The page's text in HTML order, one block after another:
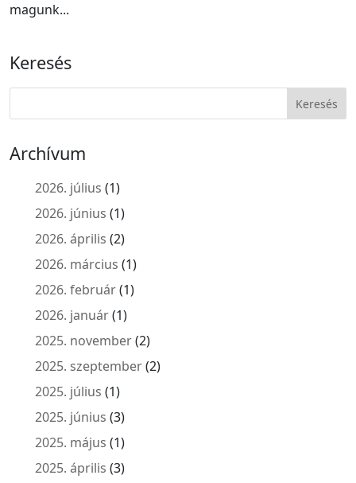
magunk...
Keresés
Archívum
2026. július (1)
2026. június (1)
2026. április (2)
2026. március (1)
2026. február(1)
2026. január(1)
2025. november(2)
2025. szeptember(2)
2025. július (1)
2025. június (3)
2025. május (1)
2025. április (3)